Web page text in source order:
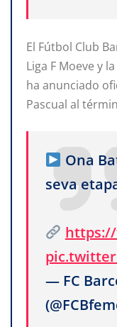
El Fútbol Club
Liga F Moeve y
ha anunciado
Pascual al
Ona
seva
https://
— FC